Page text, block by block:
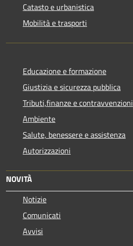
Catasto e urbanistica
Mobilità e trasporti
Educazione e formazione
Giustizia e sicurezza pubblica
Tributi,finanze e contravvenzioni
Ambiente
Salute, benessere e assistenza
Autorizzazioni
NOVITÀ
Notizie
Comunicati
Avvisi